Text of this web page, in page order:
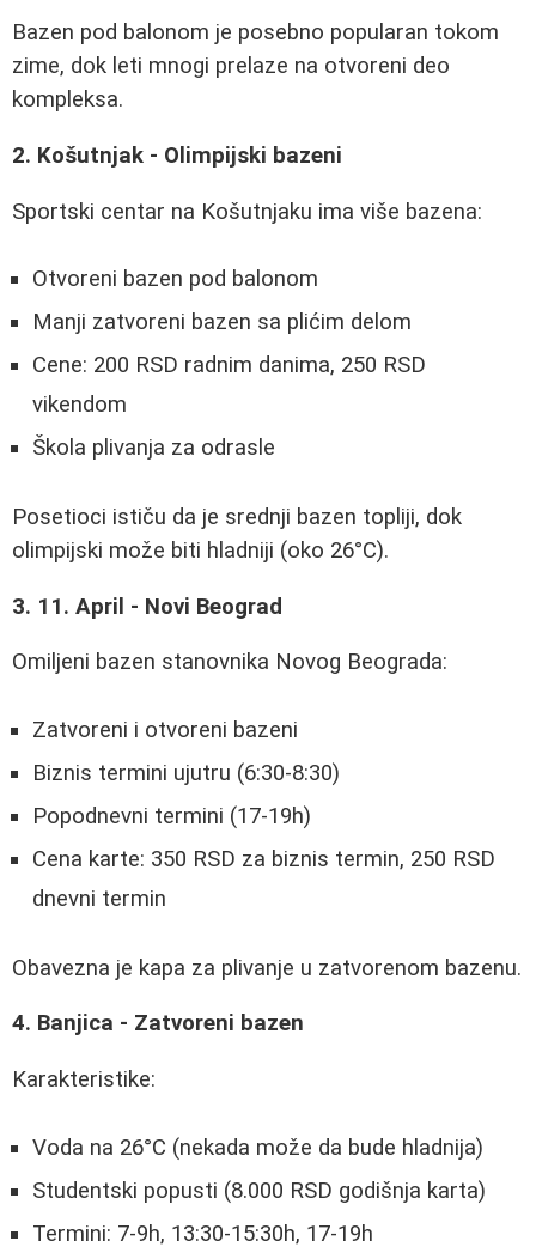
Bazen pod balonom je posebno popularan tokom
zime, dok leti mnogi prelaze na otvoreni deo
kompleksa.
2. Košutnjak - Olimpijski bazeni
Sportski centar na Košutnjaku ima više bazena:
Otvoreni bazen pod balonom
Manji zatvoreni bazen sa plićim delom
Cene: 200 RSD radnim danima, 250 RSD
vikendom
Škola plivanja za odrasle
Posetioci ističu da je srednji bazen topliji, dok
olimpijski može biti hladniji (oko 26°C).
3. 11. April - Novi Beograd
Omiljeni bazen stanovnika Novog Beograda:
Zatvoreni i otvoreni bazeni
Biznis termini ujutru (6:30-8:30)
Popodnevni termini (17-19h)
Cena karte: 350 RSD za biznis termin, 250 RSD
dnevni termin
Obavezna je kapa za plivanje u zatvorenom bazenu.
4. Banjica - Zatvoreni bazen
Karakteristike:
Voda na 26°C (nekada može da bude hladnija)
Studentski popusti (8.000 RSD godišnja karta)
Termini: 7-9h, 13:30-15:30h, 17-19h